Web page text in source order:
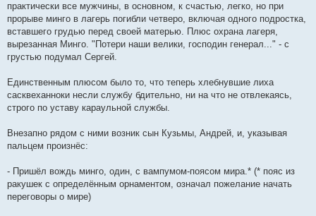
практически все мужчины, в основном, к счастью, легко, но при
прорыве минго в лагерь погибли четверо, включая одного подростка,
вставшего грудью перед своей матерью. Плюс охрана лагеря,
вырезанная Минго. "Потери наши велики, господин генерал..." - с
грустью подумал Сергей.
Единственным плюсом было то, что теперь хлебнувшие лиха
сасквеханноки несли службу бдительно, ни на что не отвлекаясь,
строго по уставу караульной службы.
Внезапно рядом с ними возник сын Кузьмы, Андрей, и, указывая
пальцем произнёс:
- Пришёл вождь минго, один, с вампумом-поясом мира.* (* пояс из
ракушек с определённым орнаментом, означал пожелание начать
переговоры о мире)